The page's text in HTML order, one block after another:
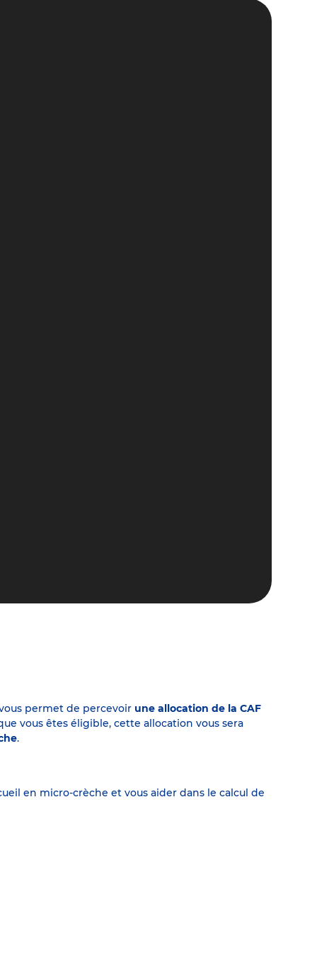
permet de percevoir une allocation de la CAF
vous êtes éligible, cette allocation vous sera
.
en micro-crèche et vous aider dans le calcul de